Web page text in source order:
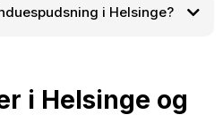
Frederikssund Jægerspris Hornbæk
i Helsinge?
i Helsinge og